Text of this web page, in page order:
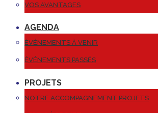
VOS AVANTAGES
AGENDA
ÉVÉNEMENTS À VENIR
ÉVÉNEMENTS PASSÉS
PROJETS
NOTRE ACCOMPAGNEMENT PROJETS